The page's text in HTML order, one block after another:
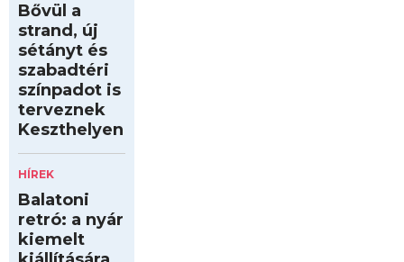
Bővül a
strand, új
sétányt és
szabadtéri
színpadot is
terveznek
Keszthelyen
HÍREK
Balatoni
retró: a nyár
kiemelt